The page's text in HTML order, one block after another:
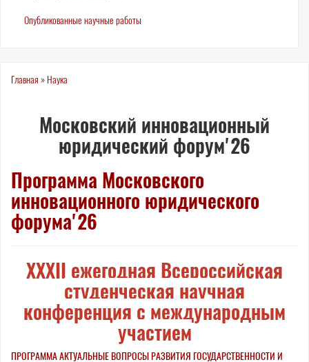
Опубликованные научные работы
Вы
Главная » Наука
Московский инновационный
юридический форум'26
Программа Московского
инновационного юридического
форума'26
XXXII ежегодная Всероссийская
студенческая научная
конференция с международным
участием
ПРОГРАММА АКТУАЛЬНЫЕ ВОПРОСЫ РАЗВИТИЯ ГОСУДАРСТВЕННОСТИ И